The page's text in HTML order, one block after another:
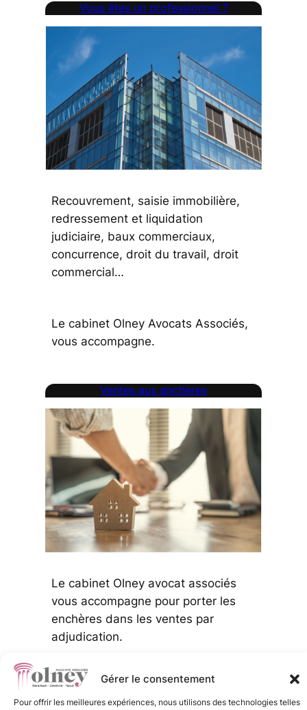
Gérer le consentement
Pour offrir les meilleures expériences, nous utilisons des technologies telles
Vous êtes un professionnel ?
Recouvrement, saisie immobilière,
redressement et liquidation
judiciaire, baux commerciaux,
concurrence, droit du travail, droit
commercial…
Le cabinet Olney Avocats Associés,
vous accompagne.
Ventes aux enchères
Le cabinet Olney avocat associés
vous accompagne pour porter les
enchères dans les ventes par
adjudication.